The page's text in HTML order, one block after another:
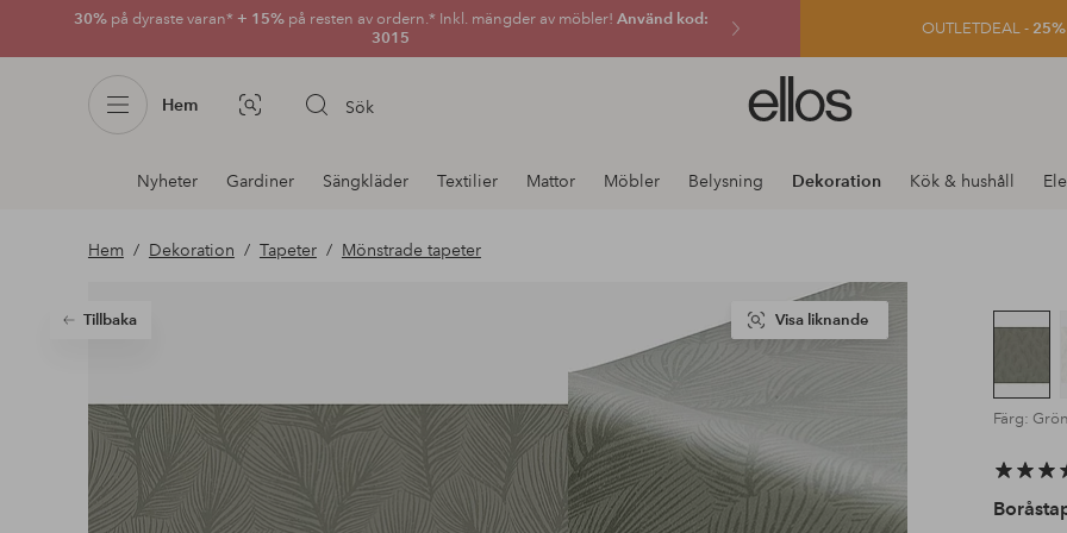
30% på dyraste varan* + 15% på resten av ordern.* Inkl. mängder av möbler! Använd kod:
3015
OUTLETDEAL -
Hem Bildsök Sök
Ellos
logotyp
gå
Avdelnings
navigation
Nyheter Gardiner Sängkläder Textilier Mattor Möbler Belysning Dekoration Kök & hushåll
Hem Dekoration Tapeter Mönstrade tapeter
Tillbaka Visa liknande
Färg: